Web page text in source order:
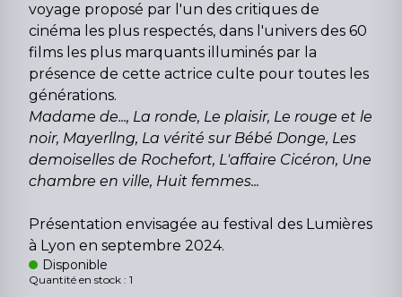
voyage proposé par l'un des critiques de
cinéma les plus respectés, dans l'univers des 60
films les plus marquants illuminés par la
présence de cette actrice culte pour toutes les
générations.
Madame de..., La ronde, Le plaisir, Le rouge et le
noir, Mayerllng, La vérité sur Bébé Donge, Les
demoiselles de Rochefort, L'affaire Cicéron, Une
chambre en ville, Huit femmes...
Présentation envisagée au festival des Lumières
à Lyon en septembre 2024.
Disponible
Quantité en stock : 1